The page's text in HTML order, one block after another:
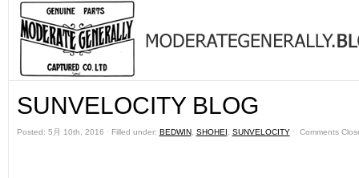
SUNVELOCITY BLOG
Posted: 5月 10th, 2016 ˑ Filled under: BEDWIN, SHOHEI SUNVELOCITYˑ Comments